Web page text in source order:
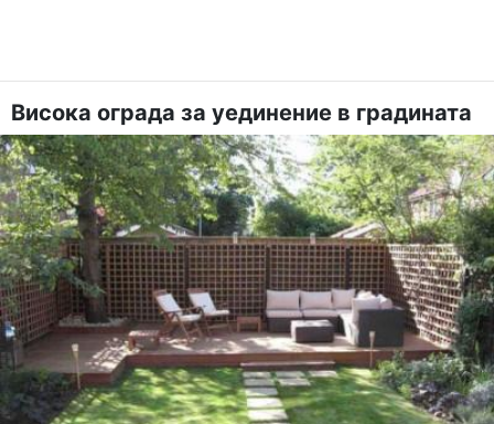
Висока ограда за уединение в градината